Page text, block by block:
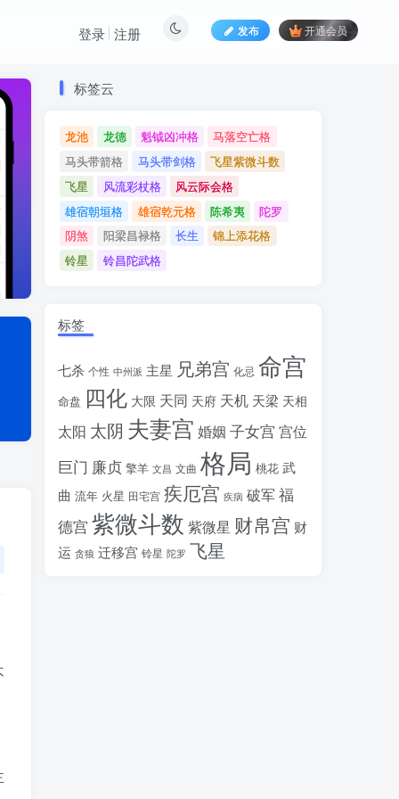
发布 开通会员
登录 注册
标签云
龙池 龙德 魁钺凶冲格
马落空亡格
马头带箭格
马头带剑格
飞星紫微斗数
飞星
风流彩杖格
风云际会格
雄宿朝垣格
雄宿乾元格 陈希夷
陀罗
阴煞
阳梁昌禄格 长生
锦上添花格
铃星
铃昌陀武格
标签云
龙池 龙德 魁钺凶冲格
马落空亡格
马头带箭格
马头带剑格
飞星紫微斗数
飞星
风流彩杖格
风云际会格
雄宿朝垣格
雄宿乾元格 陈希夷
陀罗
阴煞
阳梁昌禄格 长生
锦上添花格
铃星
铃昌陀武格
标签
七杀 个性 中州派 主星 兄弟宫 化忌 命宫
命盘 四化 大限 天同 天府 天机 天梁 天相
太阳 太阴 夫妻宫 婚姻 子女宫 宫位
巨门 廉贞 擎羊 文昌 文曲 格局 桃花 武
曲 流年 火星 田宅宫 疾厄宫 疾病 破军福
德宫 紫微斗数 紫微星 财帛宫 财
运 贪狼 迁移宫 铃星 陀罗 飞星